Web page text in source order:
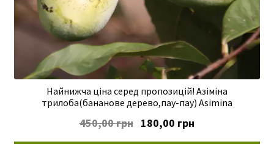
Найнижча ціна серед пропозицій! Азіміна
трилоба(бананове дерево,пау-пау) Asimina
450,00грн Оригінальна
180,00 грн